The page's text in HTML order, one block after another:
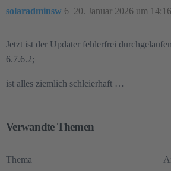
solaradminsw 20. Januar 2026 um 14:16
6
Jetzt ist der Updater fehlerfrei
6.7.6.2;
ist alles ziemlich schleierhaft …
Verwandte Themen
Thema